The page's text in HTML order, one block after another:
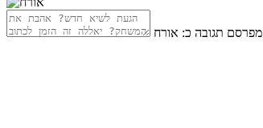
מפרסם תגובה כ: אורח